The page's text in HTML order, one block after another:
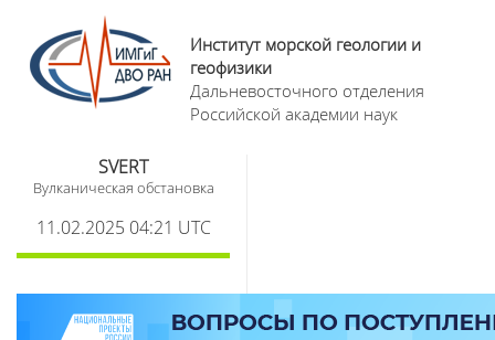
Институт морской геологии и
геофизики
Дальневосточного отделения
Российской академии наук
SVERT
Вулканическая обстановка
11.02.2025 04:21 UTC